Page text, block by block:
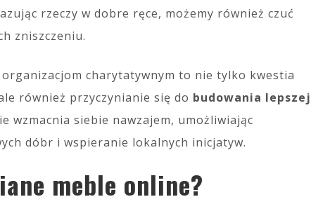
rzeczy w dobre ręce, możemy również czuć
zniszczeniu.
charytatywnym to nie tylko kwestia
również przyczynianie się do budowania lepszej
wzmacnia siebie nawzajem, umożliwiając
dóbr i wspieranie lokalnych inicjatyw.
meble online?